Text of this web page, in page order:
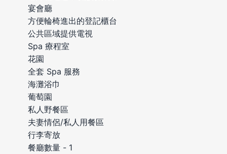
宴會廳
方便輪椅進出的登記櫃台
公共區域提供電視
Spa 療程室
花園
全套 Spa 服務
海灘浴巾
葡萄園
私人野餐區
夫妻情侶/私人用餐區
行李寄放
餐廳數量 - 1